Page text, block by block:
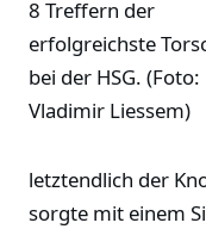
8 Treffern der
erfolgreichste
bei der HSG. (Foto:
Vladimir Liessem)
letztendlich der
sorgte mit einem